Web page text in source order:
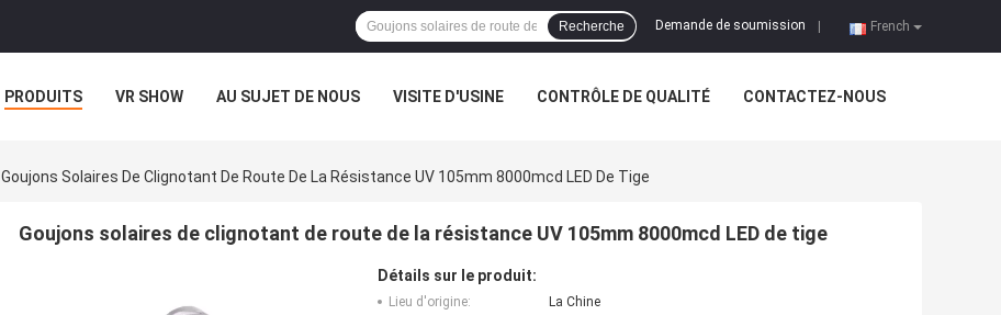
French
Demande de soumission
Recherche
PRODUITS VR SHOW AU SUJET DE NOUS VISITE D'USINE CONTRÔLE DE QUALITÉ CONTACTEZ-NOUS
Goujons Solaires De Clignotant De Route De La Résistance UV 105mm 8000mcd LED De Tige
Goujons solaires de clignotant de route de la résistance UV 105mm 8000mcd LED de tige
Détails sur le produit:
Lieu d'origine:
La Chine